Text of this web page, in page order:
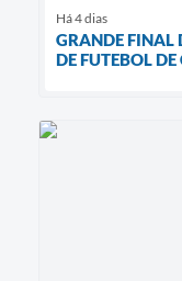
Há 4 dias
GRANDE FINAL
DE FUTEBOL